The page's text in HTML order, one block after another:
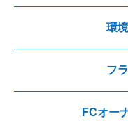
環
フ
FCオー